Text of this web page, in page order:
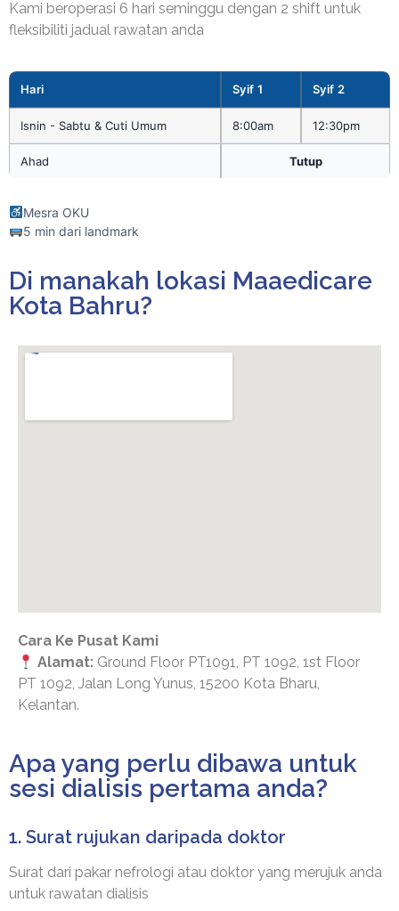
Kami beroperasi 6 hari seminggu dengan 2 shift untuk
fleksibiliti jadual rawatan anda
Hari Syif 1 Syif 2
Isnin - Sabtu & Cuti Umum 8:00am 12:30pm
Ahad Tutup
Mesra OKU
5 min dari landmark
Di manakah lokasi Maaedicare
Kota Bahru?
Cara Ke Pusat Kami
Alamat: Ground Floor PT1091, PT 1092, 1st Floor
PT 1092, Jalan Long Yunus, 15200 Kota Bharu,
Kelantan.
Apa yang perlu dibawa untuk
sesi dialisis pertama anda?
1. Surat rujukan daripada doktor
Surat dari pakar nefrologi atau doktor yang merujuk anda
untuk rawatan dialisis